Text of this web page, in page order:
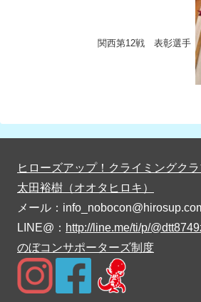
関西第12戦 表彰選手
ヒローズアップ！クライミングク
太田裕樹（オオタヒロキ）
メール：
LINE@： http://line.me/ti/p/
のぼコンサポーターズ制度